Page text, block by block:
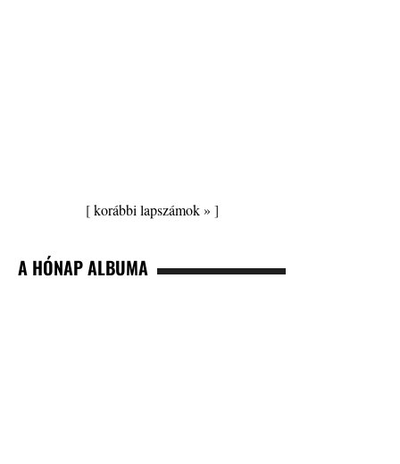
[korábbi lapszámok » ]
A HÓNAP ALBUMA